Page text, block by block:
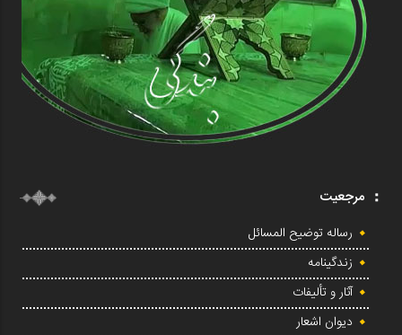
مرجعیت
رساله توضیح المسائل
زندگینامه
آثار و تألیفات
دیوان اشعار